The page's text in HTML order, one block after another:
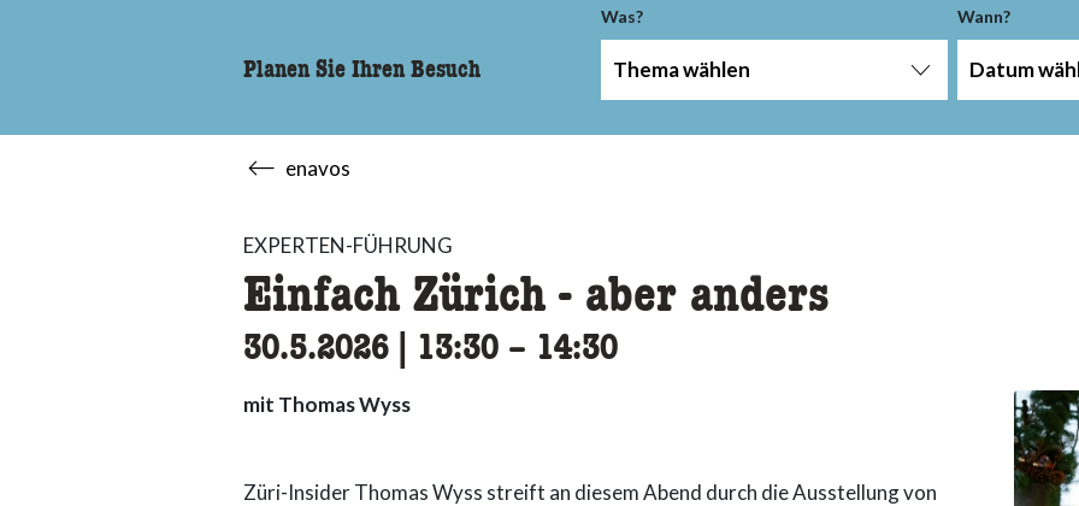
Planen Sie Ihren Besuch
Was?
Thema wählen
Wann?
Datum
enavos
EXPERTEN-FÜHRUNG
Einfach Zürich - aber anders
30.5.2026 13:30 accessibility.time_to
– 14:30
mit Thomas Wyss
Züri-Insider Thomas Wyss streift an diesem Abend durch die Ausstellung von